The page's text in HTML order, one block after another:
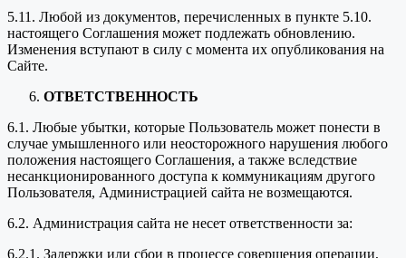
5.11. Любой из документов, перечисленных в пункте 5.10.
настоящего Соглашения может подлежать обновлению.
Изменения вступают в силу с момента их опубликования на
Сайте.
ОТВЕТСТВЕННОСТЬ
6.1. Любые убытки, которые Пользователь может понести в
случае умышленного или неосторожного нарушения любого
положения настоящего Соглашения, а также вследствие
несанкционированного доступа к коммуникациям другого
Пользователя, Администрацией сайта не возмещаются.
6.2. Администрация сайта не несет ответственности за:
6.2.1. Задержки или сбои в процессе совершения операции,